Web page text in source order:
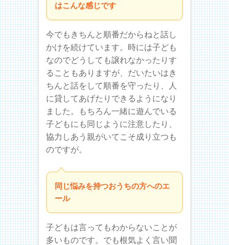
はこんな感じです
今でもきちんと順番だからねと話し
かけを続けています。時には子ども
なのでどうしても譲れなかったりす
ることもありますが、だいたいはき
ちんと話をして順番を守ったり、人
に貸してあげたりできるようになり
ました。もちろん一緒に遊んでいる
子どもにも同じように注意したり、
協力しあう親がいてこそ成り立つも
のですが。
同じ悩みを持つおうちの方へのエ
ール
子どもは言ってもわからないことが
多いものです。でも根気よく言い聞